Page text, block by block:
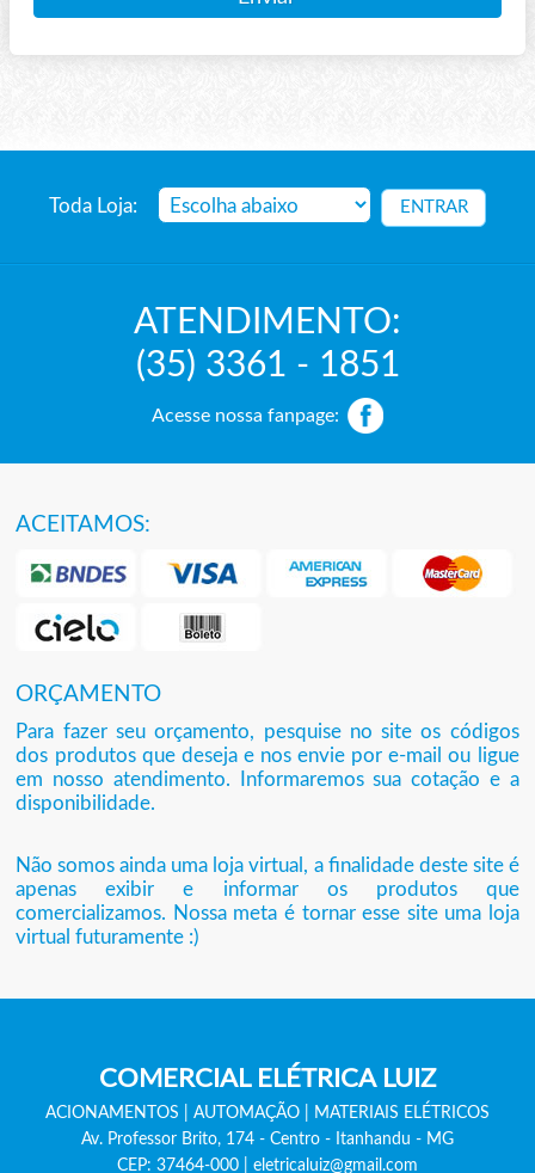
Toda Loja:
ATENDIMENTO:
(35) 3361 - 1851
Acesse nossa fanpage:
ACEITAMOS:
ORÇAMENTO
Para fazer seu orçamento, pesquise no site os códigos
dos produtos que deseja e nos envie por e-mail ou ligue
em nosso atendimento. Informaremos sua cotação e a
disponibilidade.
Não somos ainda uma loja virtual, a finalidade deste site é
apenas exibir e informar os produtos que
comercializamos. Nossa meta é tornar esse site uma loja
virtual futuramente :)
COMERCIAL ELÉTRICA LUIZ
ACIONAMENTOS AUTOMAÇÃO
MATERIAIS ELÉTRICOS
Av. Professor Brito, 174 - Centro - Itanhandu - MG
CEP: 37464-000
eletricaluiz@gmail.com